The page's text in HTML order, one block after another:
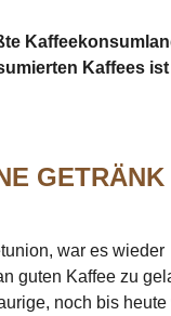
Kaffees ist
GETRÄNK
war es wieder
guten Kaffee zu
noch bis